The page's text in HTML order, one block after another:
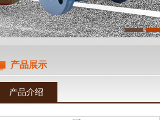
产品展示
产品介绍